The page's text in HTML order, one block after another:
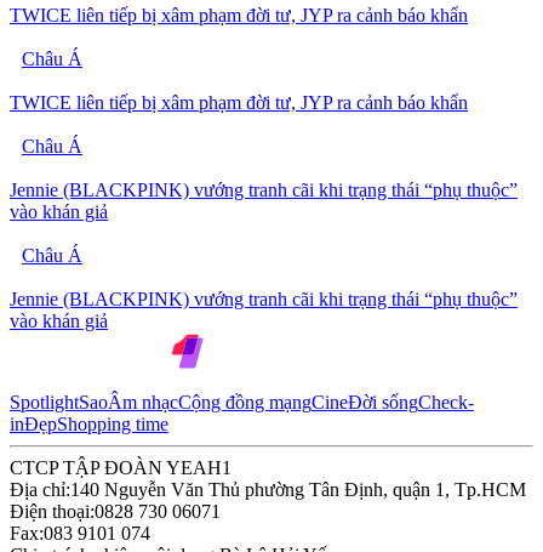
TWICE liên tiếp bị xâm phạm đời tư, JYP ra cảnh báo khẩn
Châu Á
TWICE liên tiếp bị xâm phạm đời tư, JYP ra cảnh báo khẩn
Châu Á
Jennie (BLACKPINK) vướng tranh cãi khi trạng thái “phụ thuộc”
vào khán giả
Châu Á
Jennie (BLACKPINK) vướng tranh cãi khi trạng thái “phụ thuộc”
vào khán giả
SpotlightSaoÂm nhạcCộng đồng mạngCineĐời sốngCheck-
inĐẹpShopping time
CTCP TẬP ĐOÀN YEAH1
Địa chỉ:140 Nguyễn Văn Thủ phường Tân Định, quận 1, Tp.HCM
Điện thoại:0828 730 06071
Fax:083 9101 074